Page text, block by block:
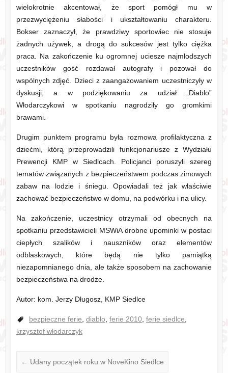
wielokrotnie akcentował, że sport pomógł mu w
przezwyciężeniu słabości i ukształtowaniu charakteru.
Bokser zaznaczył, że prawdziwy sportowiec nie stosuje
żadnych używek, a drogą do sukcesów jest tylko ciężka
praca. Na zakończenie ku ogromnej uciesze najmłodszych
uczestników gość rozdawał autografy i pozował do
wspólnych zdjęć. Dzieci z zaangażowaniem uczestniczyły w
dyskusji, a w podziękowaniu za udział „Diablo”
Włodarczykowi w spotkaniu nagrodziły go gromkimi
brawami.
Drugim punktem programu była rozmowa profilaktyczna z
dziećmi, którą przeprowadzili funkcjonariusze z Wydziału
Prewencji KMP w Siedlcach. Policjanci poruszyli szereg
tematów związanych z bezpieczeństwem podczas zimowych
zabaw na lodzie i śniegu. Opowiadali też jak właściwie
zachować bezpieczeństwo w domu, na podwórku i na ulicy.
Na zakończenie, uczestnicy otrzymali od obecnych na
spotkaniu przedstawicieli MSWiA drobne upominki w postaci
ciepłych szalików i nauszników oraz elementów
odblaskowych, które będą nie tylko pamiątką
niezapomnianego dnia, ale także sposobem na zachowanie
bezpieczeństwa na drodze.
Autor: kom. Jerzy Długosz, KMP Siedlce
bezpieczne ferie, diablo, ferie 2010, ferie siedlce,
krzysztof włodarczyk
← Udany początek roku w NoveKino Siedlce